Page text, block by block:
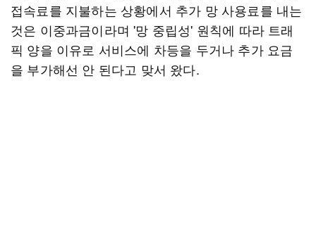
접속료를 지불하는 상황에서 추가 망 사용료를 내는
것은 이중과금이라며 '망 중립성' 원칙에 따라 트래
픽 양을 이유로 서비스에 차등을 두거나 추가 요금
을 부가해선 안 된다고 맞서 왔다.